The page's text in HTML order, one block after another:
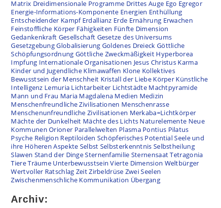
Matrix Dreidimensionale Programme Drittes Auge Ego Egregor
Energie-Informations-Komponente Energien Enthüllung
Entscheidender Kampf Erdallianz Erde Ernährung Erwachen
Feinstoffliche Körper Fähigkeiten Fünfte Dimension
Gedankenkraft Gesellschaft Gesetze des Universums
GesetzgebungGlobalisierung Goldenes Dreieck Göttliche
Schöpfungsordnung Göttliche Zweckmäßigkeit Hyperborea
Impfung Internationale Organisationen Jesus Christus Karma
Kinder und Jugendliche Klimawaffen Klone Kollektives
Bewusstsein der Menschheit Kristall der Liebe Körper Künstliche
Intelligenz Lemuria Lichtarbeiter Lichtstädte Machtpyramide
Mann und Frau Maria Magdalena Medien Medizin
Menschenfreundliche Zivilisationen Menschenrasse
Menschenunfreundliche Zivilisationen Merkaba=Lichtkörper
Mächte der Dunkelheit Mächte des Lichts Naturelemente Neue
Kommunen Orioner Parallelwelten Plasma Pontius Pilatus
Psyche Religion Reptiloiden Schöpferisches PotentialSeele und
ihre Höheren Aspekte Selbst Selbsterkenntnis Selbstheilung
Slawen Stand der DingeSternenfamilie SternensaatTetragonia
TiereTräume Unterbewusstsein Vierte Dimension Weltbürger
Wertvoller Ratschlag ZeitZirbeldrüse Zwei Seelen
Zwischenmenschliche Kommunikation Übergang
Archiv: